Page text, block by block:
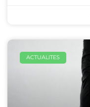
ACTUALITES